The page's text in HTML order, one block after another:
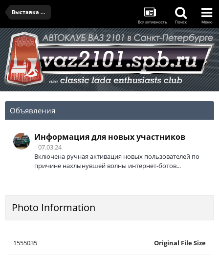
Выставка 9 мая в Кронштадте
Вся активность Поиск Меню
Объявления
Информация для новых участников
07.03.24
Включена ручная активация новых пользователей по
причине нахлынувшей волны интернет-ботов...
Photo Information
Original File Size
1555035